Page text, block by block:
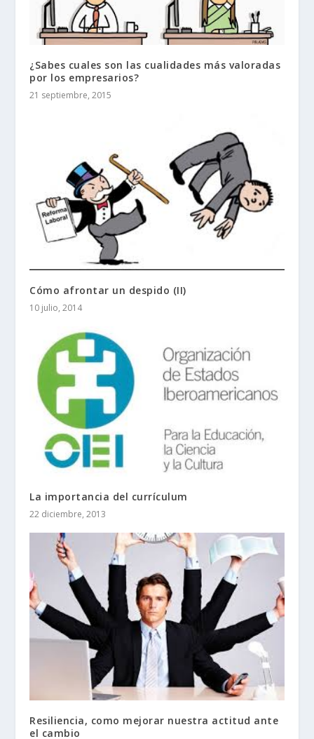
¿Sabes cuales son las cualidades más valoradas
por los empresarios?
21 septiembre, 2015
Cómo afrontar un despido (II)
10 julio, 2014
La importancia del currículum
22 diciembre, 2013
Resiliencia, como mejorar nuestra actitud ante
el cambio